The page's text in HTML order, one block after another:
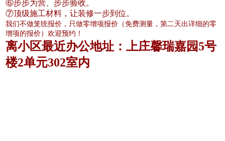
⑥步步为营、步步验收。
⑦顶级施工材料，让装修一步到位。
我们不做笼统报价，只做零增项报价（免费测量，第二天出详细的零
增项的报价）欢迎预约！
离小区最近办公地址：上庄馨瑞嘉园5号
楼2单元302室内